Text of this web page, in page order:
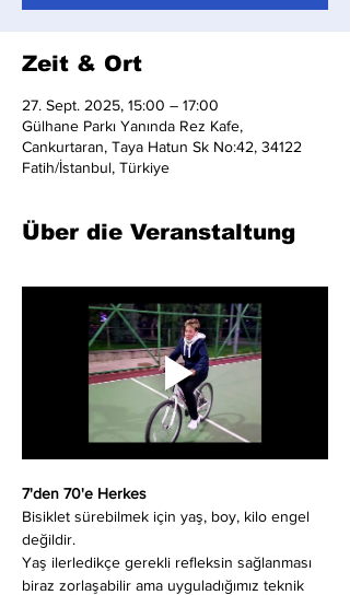
Zeit & Ort
27. Sept. 2025, 15:00 – 17:00
Gülhane Parkı Yanında Rez Kafe,
Cankurtaran, Taya Hatun Sk No:42, 34122
Fatih/İstanbul, Türkiye
Über die Veranstaltung
7'den 70'e Herkes
Bisiklet sürebilmek için yaş, boy, kilo engel
değildir.
Yaş ilerledikçe gerekli refleksin sağlanması
biraz zorlaşabilir ama uyguladığımız teknik